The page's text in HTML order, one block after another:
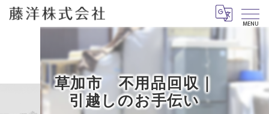
MENU
草加市 不用品回収｜
引越しのお手伝い